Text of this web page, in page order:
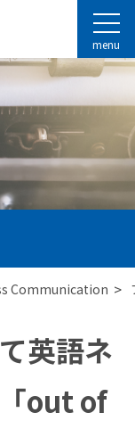
menu
Communication >
英語ネ
out of